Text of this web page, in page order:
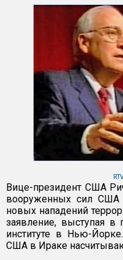
Вице-президент США
вооруженных сил США
новых нападений
заявление, выступая в
институте в Нью-
США в Ираке